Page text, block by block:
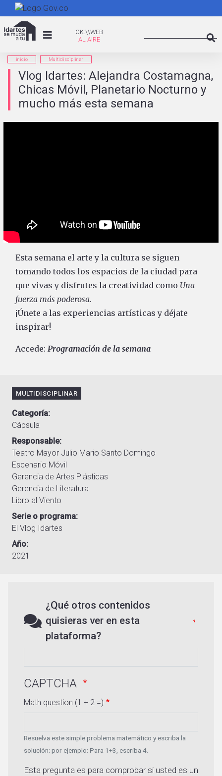
al
CK:\WEB
CK:\\WEB
inicio Multidisciplinar
Vlog Idartes: Alejandra Costamagna,
Chicas Móvil, Planetario Nocturno y
mucho más esta semana
Esta semana el arte y la cultura se siguen
tomando todos los espacios de la ciudad para
que vivas y disfrutes la creatividad como Una
fuerza más poderosa.
¡Únete a las experiencias artísticas y déjate
inspirar!
Accede: Programación de la semana
MULTIDISCIPLINAR
Categoría
Cápsula
Responsable
Teatro Mayor Julio Mario Santo Domingo
Escenario Móvil
Gerencia de Artes Plásticas
Gerencia de Literatura
Libro al Viento
Serie o programa
El Vlog Idartes
Año
2021
¿Qué otros contenidos
quisieras ver en esta
plataforma?
CAPTCHA
Math question (1 + 2 =)
Resuelva este simple problema matemático y escriba la
solución; por ejemplo: Para 1+3, escriba 4.
Esta pregunta es para comprobar si usted es un